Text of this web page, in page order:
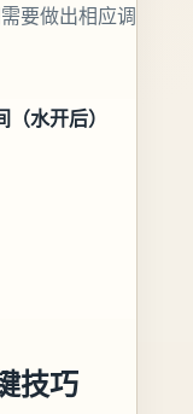
要做出相应调
水开后）
技巧